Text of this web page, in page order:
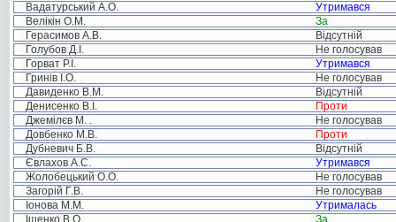
Вадатурський А.О.
Утримався
Велікін О.М.
За
Герасимов А.В.
Відсутній
Голубов Д.І.
Не голосував
Горват Р.І.
Утримався
Гринів І.О.
Не голосував
Давиденко В.М.
Відсутній
Денисенко В.І.
Проти
Джемілєв М. .
Не голосував
Довбенко М.В.
Проти
Дубневич Б.В.
Відсутній
Євлахов А.С.
Утримався
Жолобецький О.О.
Не голосував
Загорій Г.В.
Не голосував
Іонова М.М.
Утрималась
Іщенко В.О.
За